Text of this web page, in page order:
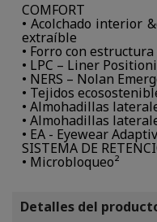
COMFORT
• Acolchado interior
extraíble
• Forro con estructura
• LPC – Liner
• NERS – Nolan
• Tejidos
• Almohadillas
• Almohadillas
• EA - Eyewear
SISTEMA DE
• Microbloqueo²
Detalles del